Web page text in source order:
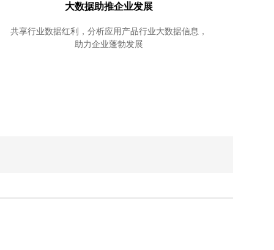
大数据助推企业发展
共享行业数据红利，分析应用产品行业大数据信息，
助力企业蓬勃发展